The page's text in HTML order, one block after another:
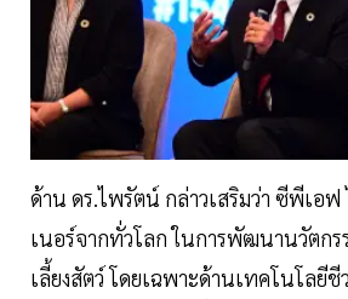
ด้าน ดร.ไพรัตน์ กล่าวเสริมว่า ซีพีเอ
เนอร์จากทั่วโลก ในการพัฒนานวัตกร
เลี้ยงสัตว์ โดยเฉพาะด้านเทคโนโลยี